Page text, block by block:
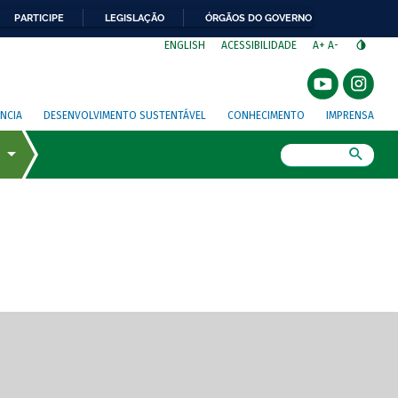
PARTICIPE LEGISLAÇÃO ÓRGÃOS DO GOVERNO
ENGLISH ACESSIBILIDADE A+ A-
DESENVOLVIMENTO SUSTENTÁVEL CONHECIMENTO IMPRENSA
de tela